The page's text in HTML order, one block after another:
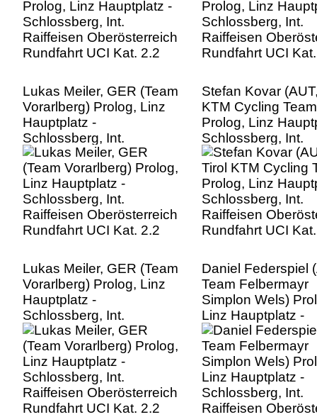
Lukas Meiler, GER (Team
Vorarlberg) Prolog, Linz
Hauptplatz -
Schlossberg, Int.
Raiffeisen Oberösterreich
Rundfahrt UCI Kat. 2.2
Stefan Kovar
KTM Cycling
Prolog, Linz
Schlossberg, Int.
Raiffeisen
Rundfahrt UCI
Lukas Meiler, GER (Team
Vorarlberg) Prolog, Linz
Hauptplatz -
Schlossberg, Int.
Raiffeisen Oberösterreich
Rundfahrt UCI Kat. 2.2
Daniel Federspiel
Team Felbermayr
Simplon Wels)
Linz Hauptplatz -
Schlossberg, Int.
Raiffeisen
Rundfahrt UCI